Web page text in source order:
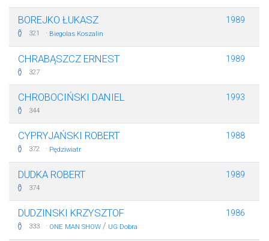
BOREJKO ŁUKASZ
321 · Biegolas Koszalin
1989
CHRABĄSZCZ ERNEST
327
1989
CHROBOCIŃSKI DANIEL
344
1993
CYPRYJAŃSKI ROBERT
372 · Pędziwiatr
1988
DUDKA ROBERT
374
1989
DUDZINSKI KRZYSZTOF
333 · ONE MAN SHOW / UG Dobra
1986